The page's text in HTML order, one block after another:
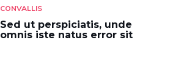
CONVALLIS
Sed ut perspiciatis, unde
omnis iste natus error sit